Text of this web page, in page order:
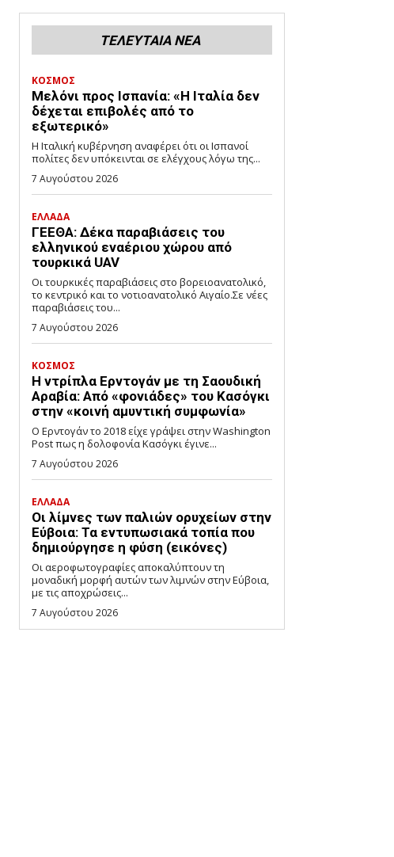
ΤΕΛΕΥΤΑΙΑ ΝΕΑ
ΚΟΣΜΟΣ
Μελόνι προς Ισπανία: «Η Ιταλία δεν
δέχεται επιβολές από το
εξωτερικό»
Η Ιταλική κυβέρνηση αναφέρει ότι οι Ισπανοί
πολίτες δεν υπόκεινται σε ελέγχους λόγω της...
7 Αυγούστου 2026
ΕΛΛΑΔΑ
ΓΕΕΘΑ: Δέκα παραβιάσεις του
ελληνικού εναέριου χώρου από
τουρκικά UAV
Οι τουρκικές παραβιάσεις στο βορειοανατολικό,
το κεντρικό και το νοτιοανατολικό Αιγαίο.Σε νέες
παραβιάσεις του...
7 Αυγούστου 2026
ΚΟΣΜΟΣ
Η ντρίπλα Ερντογάν με τη Σαουδική
Αραβία: Από «φονιάδες» του Κασόγκι
στην «κοινή αμυντική συμφωνία»
Ο Ερντογάν το 2018 είχε γράψει στην Washington
Post πως η δολοφονία Κασόγκι έγινε...
7 Αυγούστου 2026
ΕΛΛΑΔΑ
Οι λίμνες των παλιών ορυχείων στην
Εύβοια: Τα εντυπωσιακά τοπία που
δημιούργησε η φύση (εικόνες)
Οι αεροφωτογραφίες αποκαλύπτουν τη
μοναδική μορφή αυτών των λιμνών στην Εύβοια,
με τις αποχρώσεις...
7 Αυγούστου 2026